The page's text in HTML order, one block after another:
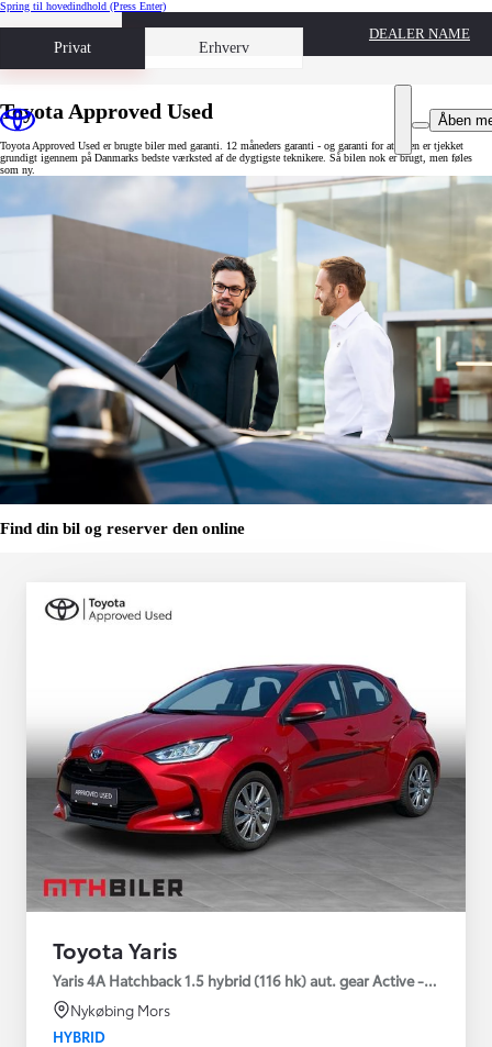
Spring til hovedindhold (Press Enter)
Privat Erhverv
Book prøvetur
DEALER NAME
Åben
Toyota Approved Used
Toyota Approved Used er brugte biler med garanti. 12 måneders garanti - og garanti for at bilen er tjekket
grundigt igennem på Danmarks bedste værksted af de dygtigste teknikere. Så bilen nok er brugt, men føles
som ny.
Find din bil og reserver den online
Toyota Yaris
Yaris 4A Hatchback 1.5 hybrid (116 hk) aut. gear Active -
Nykøbing Mors
HYBRID